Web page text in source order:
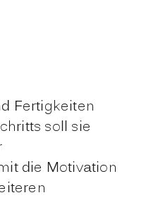
Fertigkeiten
soll sie
die Motivation